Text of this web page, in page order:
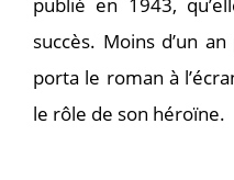
succès. Moins d’un
porta le roman à
le rôle de son héroïne.